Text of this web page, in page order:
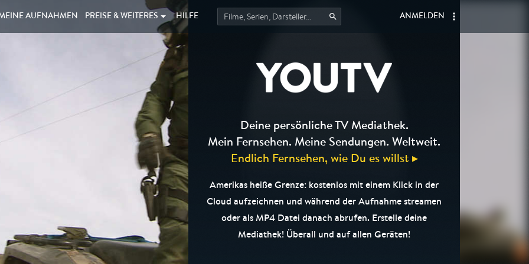
AUFNAHMEN PREISE & WEITERES HILFE ANMELDEN
Deine persönliche TV Mediathek.
Mein Fernsehen. Meine Sendungen. Weltweit.
Endlich Fernsehen, wie Du es willst ▸
Amerikas heiße Grenze: kostenlos mit einem Klick in der
Cloud aufzeichnen und während der Aufnahme streamen
oder als MP4 Datei danach abrufen. Erstelle deine
Mediathek! Überall und auf allen Geräten!